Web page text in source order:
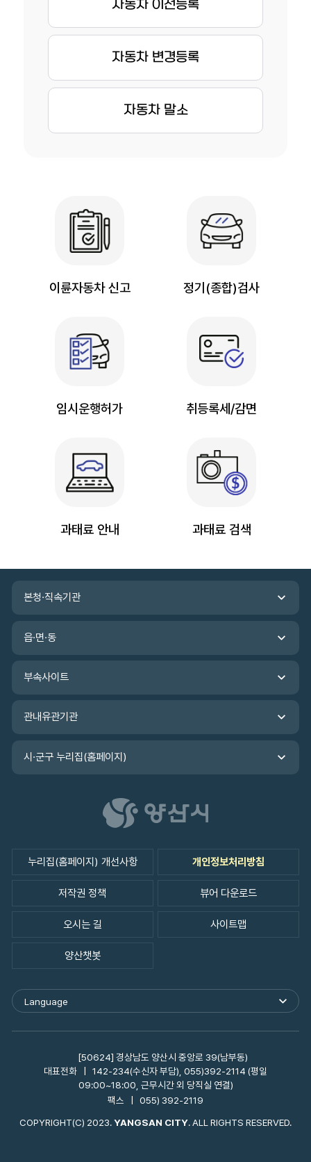
자동차 이전등록
자동차 변경등록
자동차 말소
이륜자동차 신고 정기(종합)검사
임시운행허가 취등록세/감면
과태료 안내 과태료 검색
본청·직속기관
읍·면·동
부속사이트
관내유관기관
시·군구 누리집(홈페이지)
누리집(홈페이지) 개선사항 개인정보처리방침
저작권 정책 뷰어 다운로드
오시는 길 사이트맵
양산챗봇
Language
외
어
열
[50624] 경상남도 양산시 중앙로 39(남부동)
대표전화
142-234(수신자 부담), 055)392-2114 (평일
09:00~18:00, 근무시간 외 당직실 연결)
팩스
055) 392-2119
COPYRIGHT(C) 2023.YANGSAN CITY. ALL RIGHTS RESERVED.